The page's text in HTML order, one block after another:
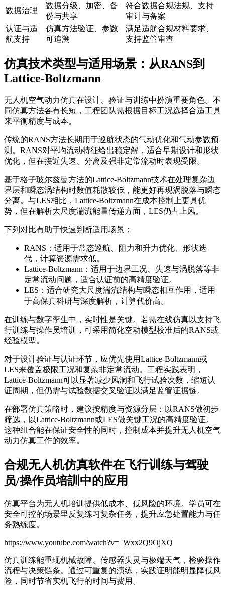
数据治理
数据分级、加密、备
份与共享
符合数据合规法规、支持
审计与备案
认证与适
航支持
仿真方法验证、参数
可追溯
满足适航合规材料要求、
支持监管审查
仿真技术类型与适用场景：从RANS到
Lattice-Boltzmann
无人机空气动力仿真在设计、验证与训练中扮演重要角色。不
同仿真方法各有长短，工程团队需根据目标工况选择合适工具
来平衡精度与成本。
传统的RANS方法长期用于巡航状态的气动优化和气动参数预
测。RANS对平均流动特征给出稳定解，适合早期设计和形状
优化，但在接近失速、分离及强非定常流动时表现受限。
基于格子玻尔兹曼方法的Lattice-Boltzmann技术在处理复杂边
界层和瞬态涡结构时数值耗散较低，能更好再现涡脱落与瞬态
分离。与LES相比，Lattice-Boltzmann在成本控制上更具优
势，但在解析大尺度湍流能量传递方面，LES仍占上风。
下列对比有助于快速判断适用场景：
RANS：适用于常态巡航、阻力和升力优化、形状迭
代，计算资源需求低。
Lattice-Boltzmann：适用于边界工况、失速与涡脱落等非
定常流动问题，适合认证前的高精度验证。
LES：适合研究大尺度湍流结构与瞬态相互作用，适用
于高保真科研与深度解析，计算代价高。
在训练与数字孪生中，实时性是关键。若需在线仿真以支持飞
行训练与操作员培训，可采用简化空动模型校准后的RANS或
经验模型。
对于设计验证与认证环节，应优先使用Lattice-Boltzmann或
LES来覆盖极限工况和复杂非定常流动。工程实践表明，
Lattice-Boltzmann可以显著减少风洞和飞行试验次数，缩短认
证周期，但仍需与试验数据交叉验证以满足监管证据链。
在部署仿真策略时，建议按精度与资源分层：以RANS做初步
筛选，以Lattice-Boltzmann或LES做关键工况的高精度验证。
这种组合能在保证安全性的同时，控制成本并提升无人机空气
动力仿真工作的效率。
合规无人机仿真软件在飞行训练与驾驶
员/操作员培訓中的应用
仿真平台为无人机培训提供低成本、低风险的环境。学员可在
安全可控的场景里反复练习复杂任务，提升应急处置能力与任
务熟练度。
https://www.youtube.com/watch?v=_Wxx2Q9OjXQ
仿真训练能重现机械故障、传感器失灵与极端天气，检验操作
流程与决策链条。通过可重复的演练，实践证明能明显降低风
险，同时节省实机飞行的时间与费用。